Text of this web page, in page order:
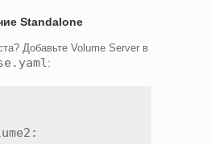
Standalone
Добавьте Volume Server в
: